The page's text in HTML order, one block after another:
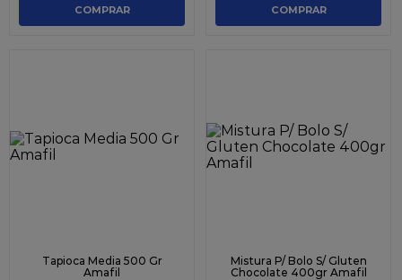
COMPRAR COMPRAR
Tapioca Media 500 Gr
Amafil
Mistura P/ Bolo S/ Gluten
Chocolate 400gr Amafil